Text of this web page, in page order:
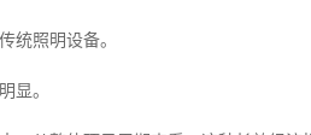
统照明设备。
显。